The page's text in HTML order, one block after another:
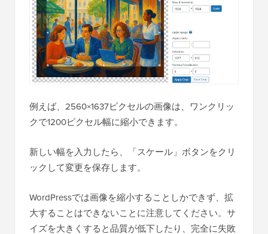
例えば、2560×1637ピクセルの画像は、ワンクリッ
クで1200ピクセル幅に縮小できます。
新しい幅を入力したら、「スケール」ボタンをクリ
ックして変更を保存します。
WordPressでは画像を縮小することしかできず、拡
大することはできないことに注意してください。サ
イズを大きくすると品質が低下したり、完全に失敗